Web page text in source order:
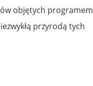
objętych programem
przyrodą tych